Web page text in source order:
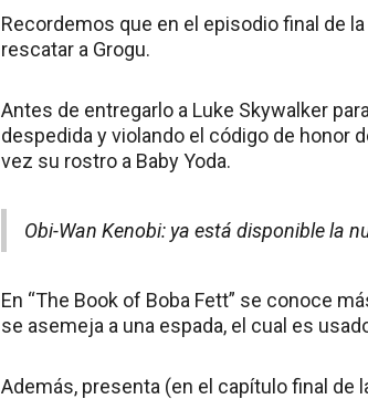
Recordemos que en el episodio final de
rescatar a Grogu.
Antes de entregarlo a Luke Skywalker
despedida y violando el código de honor
vez su rostro a Baby Yoda.
Obi-Wan Kenobi: ya está disponible la
En “The Book of Boba Fett” se conoce
se asemeja a una espada, el cual es
Además, presenta (en el capítulo final de